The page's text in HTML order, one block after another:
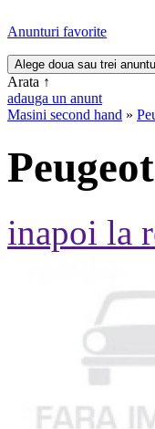
Anunturi favorite
Arata ↑
adauga un anunt
Masini second hand »
inapoi la